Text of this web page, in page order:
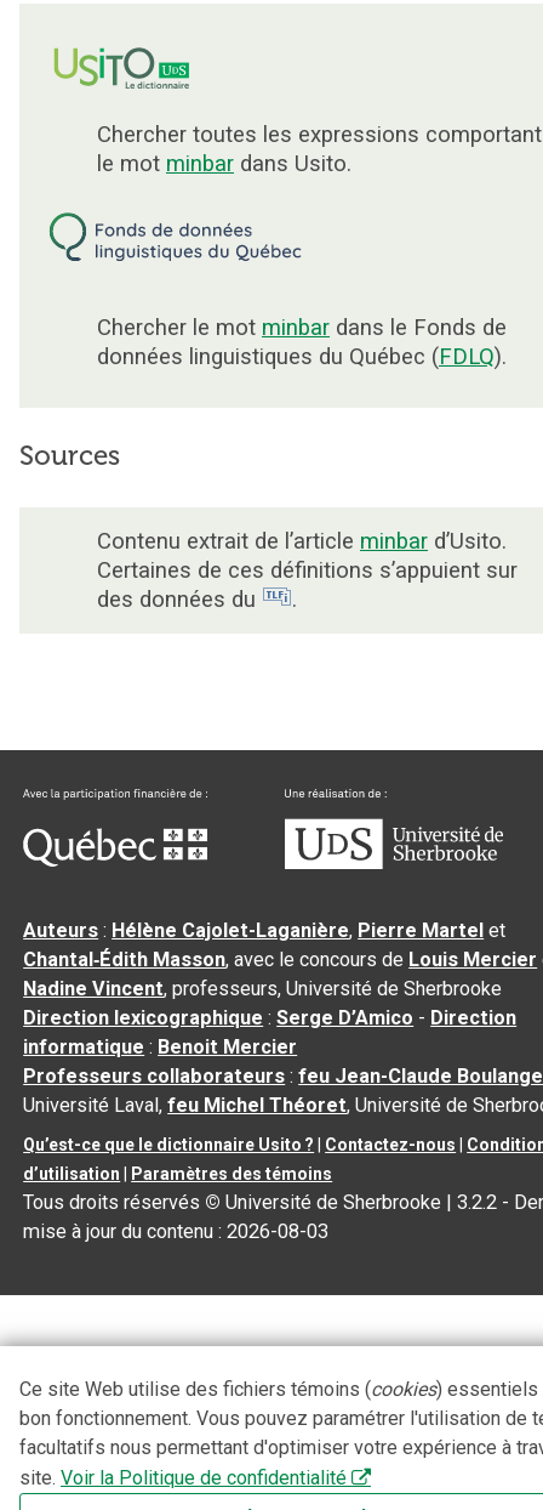
Chercher toutes les expressions comportant
le mot minbar dans Usito.
Chercher le mot minbar dans le Fonds de
données linguistiques du Québec (FDLQ).
Sources
Contenu extrait de l’article minbar d’Usito.
Certaines de ces définitions s’appuient sur
des données du
.
Auteurs : Hélène Cajolet-Laganière, Pierre Martel et
Chantal‑Édith Masson, avec le concours de Louis Mercier
Nadine Vincent, professeurs, Université de Sherbrooke
Direction lexicographique :Serge D’Amico - Direction
informatique : Benoit Mercier
Professeurs collaborateurs :feu Jean-Claude
Université Laval,feu Michel Théoret, Université de
Qu’est-ce que le dictionnaire Usito ? Contactez-nous
d’utilisation
Paramètres des témoins
Tous droits réservés © Université de Sherbrooke |3.2.2 -
mise à jour du contenu :2026-08-03
Ce site Web utilise des fichiers témoins (cookies) essentiels
bon fonctionnement. Vous pouvez paramétrer l'utilisation de
facultatifs nous permettant d'optimiser votre expérience à
site. Voir la Politique de confidentialité